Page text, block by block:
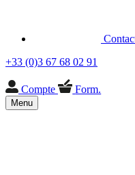
+33 (0)3 67 68 02 91
Compte Form.
Menu